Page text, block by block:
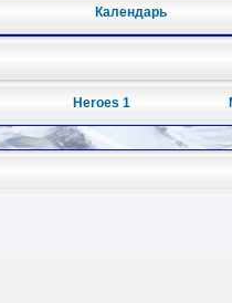
Календарь
Heroes 1